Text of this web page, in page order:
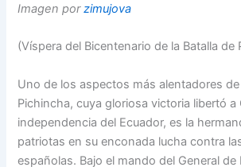
Imagen porzimujova
(Víspera del Bicentenario de la Batalla de
Uno de los aspectos más alentadores de
Pichincha, cuya gloriosa victoria libertó a
independencia del Ecuador, es la
patriotas en su enconada lucha contra
españolas. Bajo el mando del General